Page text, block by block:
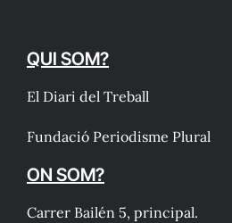
QUI SOM?
El Diari del Treball
Fundació Periodisme Plural
ON SOM?
Carrer Bailén 5, principal.